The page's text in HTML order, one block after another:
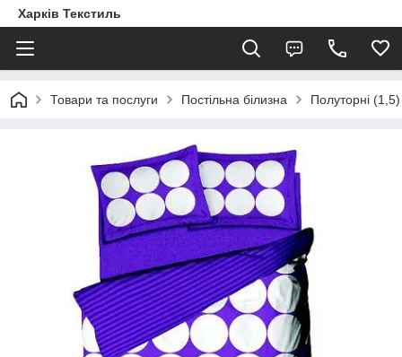
Харків Текстиль
Товари та послуги Постільна білизна Полуторні (1,5)